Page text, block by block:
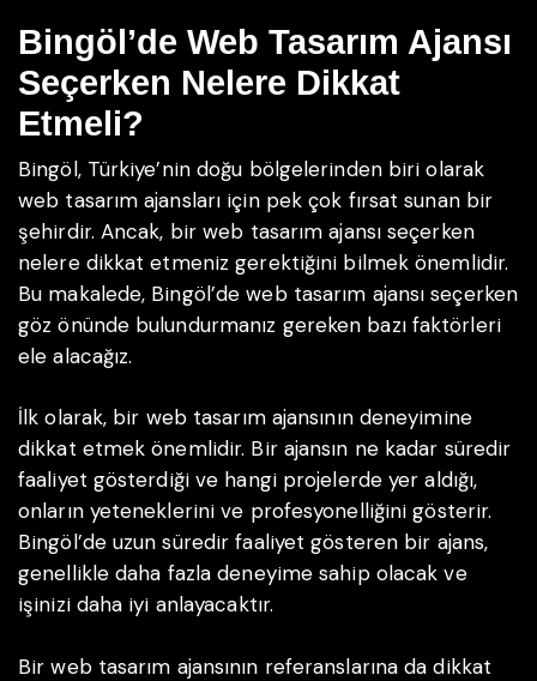
Bingöl’de Web Tasarım Ajansı
Seçerken Nelere Dikkat
Etmeli?
Bingöl, Türkiye’nin doğu bölgelerinden biri olarak
web tasarım ajansları için pek çok fırsat sunan bir
şehirdir. Ancak, bir web tasarım ajansı seçerken
nelere dikkat etmeniz gerektiğini bilmek önemlidir.
Bu makalede, Bingöl’de web tasarım ajansı seçerken
göz önünde bulundurmanız gereken bazı faktörleri
ele alacağız.
İlk olarak, bir web tasarım ajansının deneyimine
dikkat etmek önemlidir. Bir ajansın ne kadar süredir
faaliyet gösterdiği ve hangi projelerde yer aldığı,
onların yeteneklerini ve profesyonelliğini gösterir.
Bingöl’de uzun süredir faaliyet gösteren bir ajans,
genellikle daha fazla deneyime sahip olacak ve
işinizi daha iyi anlayacaktır.
Bir web tasarım ajansının referanslarına da dikkat